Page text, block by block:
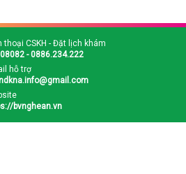
thoại CSKH - Đặt lịch khám
- 0886.234.222
hỗ trợ
bvnghean.vn